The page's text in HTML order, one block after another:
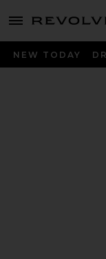
menu - shows more
NEW TODAY